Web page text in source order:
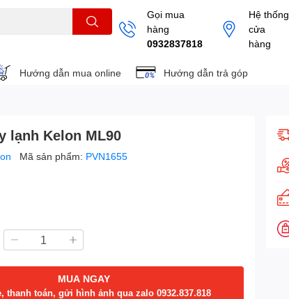
Gọi mua
hàng
0932837818
Hệ thống
cửa
hàng
Hướng dẫn mua online Hướng dẫn trả góp
lạnh Kelon ML90
Mã sản phẩm: PVN1655
MUA NGAY
thanh toán, gửi hình ảnh qua zalo 0932.837.818